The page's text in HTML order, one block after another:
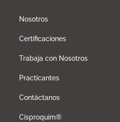
Nosotros
Certificaciones
Trabaja con Nosotros
Practicantes
Contáctanos
Cisproquim®